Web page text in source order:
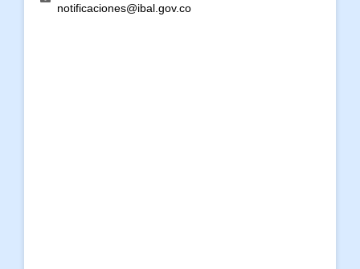
notificaciones@ibal.gov.co